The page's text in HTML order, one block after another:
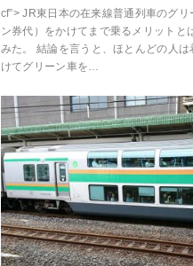
cf”> JR東日本の在来線普通列車のグ
ン券代）をかけてまで乗るメリットと
みた。 結論を言うと、ほとんどの人
けてグリーン車を…